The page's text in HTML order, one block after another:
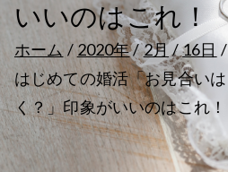
いいのはこれ！
ホーム 2020年 2月
16日
はじめての婚活「お見合い
く？」印象がいいのはこれ！